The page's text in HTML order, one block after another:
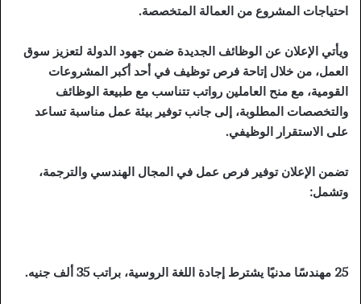
احتياجات المشروع من العمالة المتخصصة.
ويأتي الإعلان عن الوظائف الجديدة ضمن جهود الدولة لتعزيز سوق
العمل، من خلال إتاحة فرص توظيف في أحد أكبر المشروعات
القومية، مع منح العاملين رواتب تتناسب مع طبيعة الوظائف
والتخصصات المطلوبة، إلى جانب توفير بيئة عمل مناسبة تساعد
على الاستقرار الوظيفي.
تضمن الإعلان توفير فرص عمل في المجال الهندسي والترجمة،
وتشمل:
25 مهندسًا مدنيًا يشترط إجادة اللغة الروسية، براتب 35 ألف جنيه.